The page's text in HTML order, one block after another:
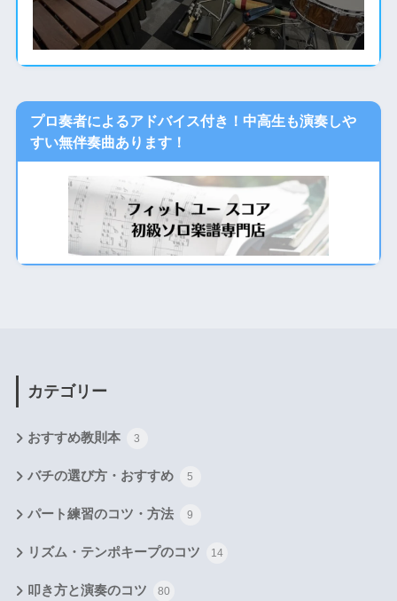
プロ奏者によるアドバイス付き！中高生も演奏しや
すい無伴奏曲あります！
カテゴリー
おすすめ教則本 3
バチの選び方・おすすめ 5
パート練習のコツ・方法 9
リズム・テンポキープのコツ 14
叩き方と演奏のコツ 80